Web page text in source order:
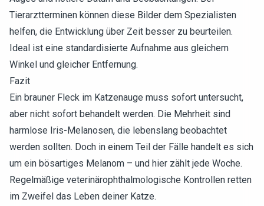
Tierarztterminen können diese Bilder dem Spezialisten
helfen, die Entwicklung über Zeit besser zu beurteilen.
Ideal ist eine standardisierte Aufnahme aus gleichem
Winkel und gleicher Entfernung.
Fazit
Ein brauner Fleck im Katzenauge muss sofort untersucht,
aber nicht sofort behandelt werden. Die Mehrheit sind
harmlose Iris-Melanosen, die lebenslang beobachtet
werden sollten. Doch in einem Teil der Fälle handelt es sich
um ein bösartiges Melanom – und hier zählt jede Woche.
Regelmäßige veterinärophthalmologische Kontrollen retten
im Zweifel das Leben deiner Katze.